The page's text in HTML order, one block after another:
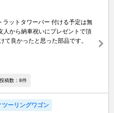
ラットタワーバー 付ける予定は無
人から納車祝いにプレゼントで頂
て良かったと思った部品です。
稿数：8件
ツーリングワゴン